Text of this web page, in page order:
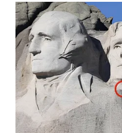
AZEVEDO,
Alterações do
pacientes com
de Conclusão
Biomedicina) –
Antônio Carlos,
Disponível em:
https://
academicos/